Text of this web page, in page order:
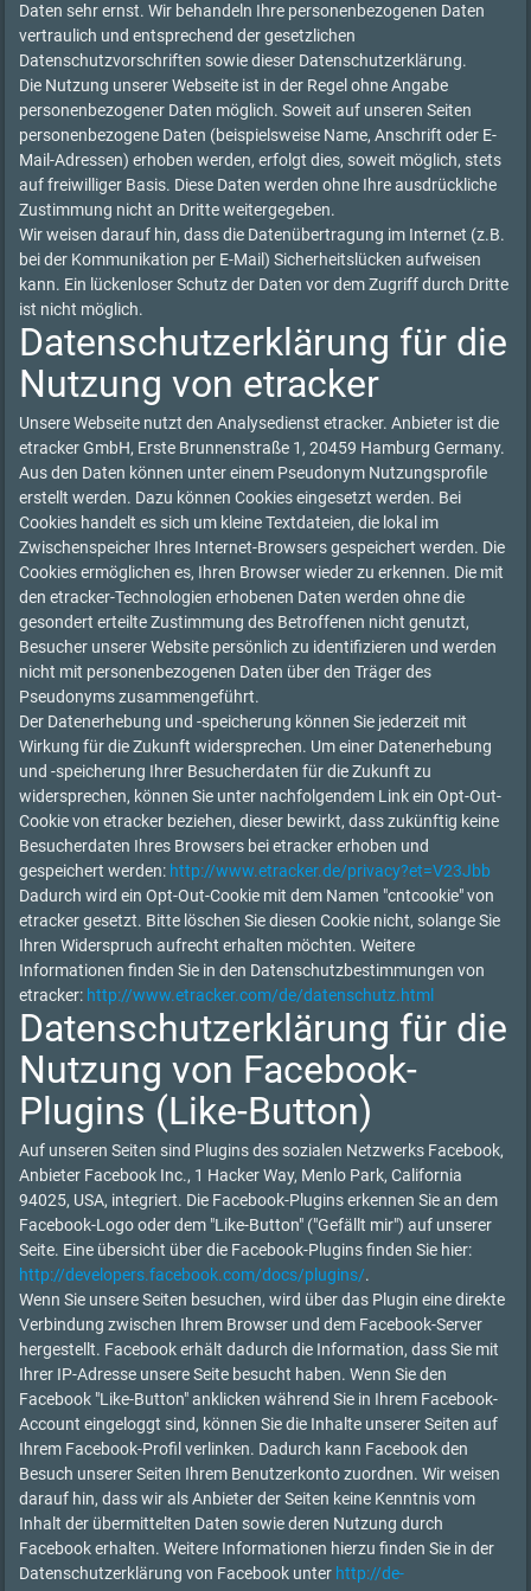
Daten sehr ernst. Wir behandeln Ihre personenbezogenen Daten
vertraulich und entsprechend der gesetzlichen
Datenschutzvorschriften sowie dieser Datenschutzerklärung.
Die Nutzung unserer Webseite ist in der Regel ohne Angabe
personenbezogener Daten möglich. Soweit auf unseren Seiten
personenbezogene Daten (beispielsweise Name, Anschrift oder E-
Mail-Adressen) erhoben werden, erfolgt dies, soweit möglich, stets
auf freiwilliger Basis. Diese Daten werden ohne Ihre ausdrückliche
Zustimmung nicht an Dritte weitergegeben.
Wir weisen darauf hin, dass die Datenübertragung im Internet (z.B.
bei der Kommunikation per E-Mail) Sicherheitslücken aufweisen
kann. Ein lückenloser Schutz der Daten vor dem Zugriff durch Dritte
ist nicht möglich.
Datenschutzerklärung für die
Nutzung von etracker
Unsere Webseite nutzt den Analysedienst etracker. Anbieter ist die
etracker GmbH, Erste Brunnenstraße 1, 20459 Hamburg Germany.
Aus den Daten können unter einem Pseudonym Nutzungsprofile
erstellt werden. Dazu können Cookies eingesetzt werden. Bei
Cookies handelt es sich um kleine Textdateien, die lokal im
Zwischenspeicher Ihres Internet-Browsers gespeichert werden. Die
Cookies ermöglichen es, Ihren Browser wieder zu erkennen. Die mit
den etracker-Technologien erhobenen Daten werden ohne die
gesondert erteilte Zustimmung des Betroffenen nicht genutzt,
Besucher unserer Website persönlich zu identifizieren und werden
nicht mit personenbezogenen Daten über den Träger des
Pseudonyms zusammengeführt.
Der Datenerhebung und -speicherung können Sie jederzeit mit
Wirkung für die Zukunft widersprechen. Um einer Datenerhebung
und -speicherung Ihrer Besucherdaten für die Zukunft zu
widersprechen, können Sie unter nachfolgendem Link ein Opt-Out-
Cookie von etracker beziehen, dieser bewirkt, dass zukünftig keine
Besucherdaten Ihres Browsers bei etracker erhoben und
gespeichert werden: http://www.etracker.de/privacy?et=V23Jbb
Dadurch wird ein Opt-Out-Cookie mit dem Namen "cntcookie" von
etracker gesetzt. Bitte löschen Sie diesen Cookie nicht, solange Sie
Ihren Widerspruch aufrecht erhalten möchten. Weitere
Informationen finden Sie in den Datenschutzbestimmungen von
etracker: http://www.etracker.com/de/datenschutz.html
Datenschutzerklärung für die
Nutzung von Facebook-
Plugins (Like-Button)
Auf unseren Seiten sind Plugins des sozialen Netzwerks Facebook,
Anbieter Facebook Inc., 1 Hacker Way, Menlo Park, California
94025, USA, integriert. Die Facebook-Plugins erkennen Sie an dem
Facebook-Logo oder dem "Like-Button" ("Gefällt mir") auf unserer
Seite. Eine übersicht über die Facebook-Plugins finden Sie hier:
http://developers.facebook.com/docs/plugins/.
Wenn Sie unsere Seiten besuchen, wird über das Plugin eine direkte
Verbindung zwischen Ihrem Browser und dem Facebook-Server
hergestellt. Facebook erhält dadurch die Information, dass Sie mit
Ihrer IP-Adresse unsere Seite besucht haben. Wenn Sie den
Facebook "Like-Button" anklicken während Sie in Ihrem Facebook-
Account eingeloggt sind, können Sie die Inhalte unserer Seiten auf
Ihrem Facebook-Profil verlinken. Dadurch kann Facebook den
Besuch unserer Seiten Ihrem Benutzerkonto zuordnen. Wir weisen
darauf hin, dass wir als Anbieter der Seiten keine Kenntnis vom
Inhalt der übermittelten Daten sowie deren Nutzung durch
Facebook erhalten. Weitere Informationen hierzu finden Sie in der
Datenschutzerklärung von Facebook unter http://de-